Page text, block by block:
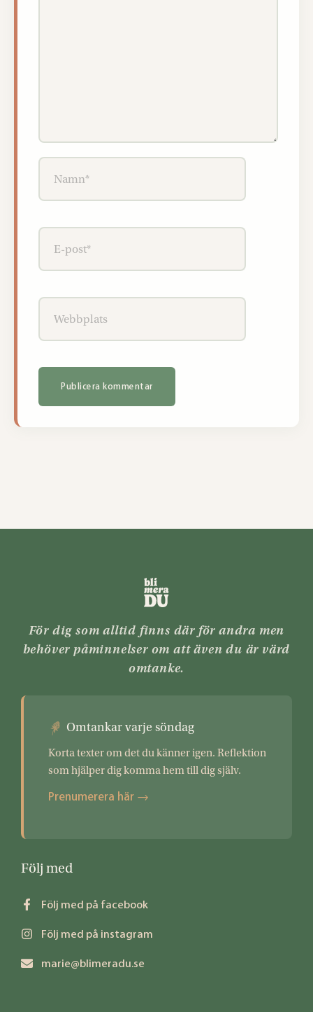
post*
För dig som alltid finns där för andra men
behöver påminnelser om att även du är värd
omtanke.
Omtankar varje söndag
Korta texter om det du känner igen. Reflektion
som hjälper dig komma hem till dig själv.
Prenumerera här →
Följ med
Följ med på facebook
Följ med på instagram
marie@blimeradu.se